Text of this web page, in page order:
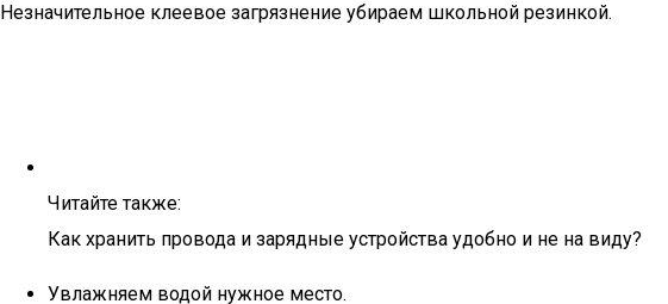
Незначительное клеевое загрязнение убираем школьной резинкой.
Читайте также:
Как хранить провода и зарядные устройства удобно и не на виду?
Увлажняем водой нужное место.